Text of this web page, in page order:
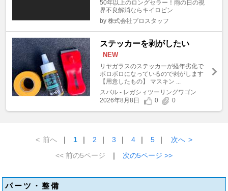
50年以上のロングセラー！雨の日の視
界不良解消ならキイロビン
by 株式会社プロスタッフ
ステッカーを剥がしたい
NEW
リヤガラスのステッカーが経年劣化で
ボロボロになっているので剥がします
【用意したもの】 マスキン ...
スバル - レガシィツーリングワゴン
2026年8月8日
0 0
< 前へ ｜ 1 ｜ 2 ｜ 3 ｜ 4 ｜ 5 ｜ 次へ >
<< 前の5ページ
｜ 次の5ページ >>
パーツ・整備